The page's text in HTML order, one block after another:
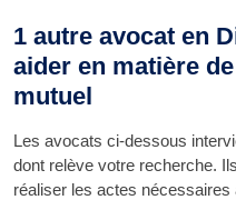
1 autre avocat en
aider en matière
mutuel
Les avocats ci-dessous
dont relève votre recherche.
réaliser les actes nécessaires